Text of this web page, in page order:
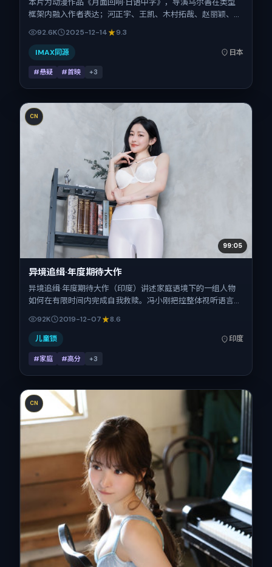
框架内融入作者表达；河正宇、王凯、木村拓哉、赵丽颖、柯
震东在片中承担多重关系线。故事类型为悬疑，主拍摄地与出
品背景为日本。上映时间 2025年12月14日（公映登记日
2025-12-14），全片135分钟，节奏张弛有度。
92.6K 2025-12-14 9.3
IMAX同源 日本
#悬疑 #首映 +3
CN
99:05
异境追缉·年度期待大作
异境追缉·年度期待大作（印度）讲述家庭语境下的一组人物
如何在有限时间内完成自我救赎。冯小刚把控整体视听语言，
富。影片定于 2019-12-07 起陆续登陆院线与网络平台，贺岁
档前后公映，片长125分钟。
92K 2019-12-07 8.6
儿童锁 印度
#家庭 #高分 +3
CN